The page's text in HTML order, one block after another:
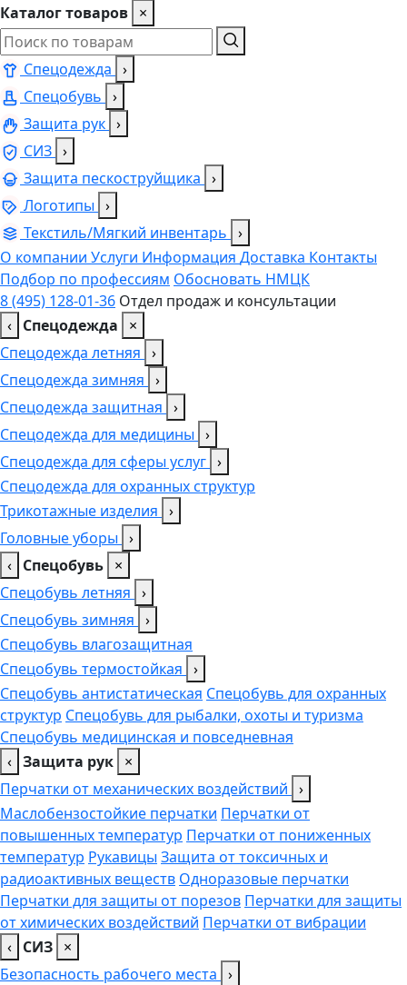
Каталог товаров ×
Спецодежда ›
Спецобувь ›
Защита рук ›
СИЗ ›
Защита пескоструйщика ›
Логотипы ›
Текстиль/Мягкий инвентарь ›
О компании Услуги Информация Доставка Контакты
Подбор по профессиям Обосновать НМЦК
8 (495) 128-01-36 Отдел продаж и консультации
‹ Спецодежда
×
Спецодежда летняя ›
Спецодежда зимняя ›
Спецодежда защитная ›
Спецодежда для медицины ›
Спецодежда для сферы услуг ›
Спецодежда для охранных структур
Трикотажные изделия ›
Головные уборы ›
‹ Спецобувь ×
Спецобувь летняя ›
Спецобувь зимняя ›
Спецобувь влагозащитная
Спецобувь термостойкая ›
Спецобувь антистатическая Спецобувь для охранных
структур Спецобувь для рыбалки, охоты и туризма
Спецобувь медицинская и повседневная
‹ Защита рук ×
Перчатки от механических воздействий ›
Маслобензостойкие перчатки Перчатки от
повышенных температур Перчатки от пониженных
температур Рукавицы Защита от токсичных и
радиоактивных веществ Одноразовые перчатки
Перчатки для защиты от порезов Перчатки для защиты
от химических воздействий Перчатки от вибрации
‹ СИЗ ×
Безопасность рабочего места ›